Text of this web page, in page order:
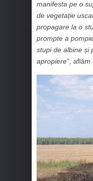
manifesta pe o
de vegetație
propagare la o
prompte a
stupi de albine și
apropiere” ,